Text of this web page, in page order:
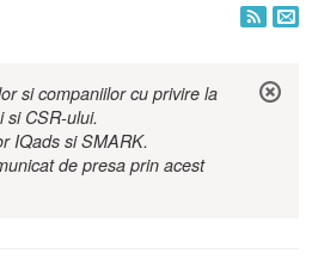
si companiilor cu privire la
si CSR-ului.
IQads si SMARK.
de presa prin acest